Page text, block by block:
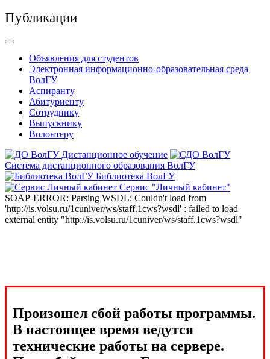
Публикации
Объявления для студентов
Электронная информационно-образовательная среда
ВолГУ
Аспиранту
Абитуриенту
Сотруднику
Выпускнику
Волонтеру
Дистанционное обучение
Система дистанционного образования ВолГУ
Библиотека ВолГУ
Сервис "Личный кабинет"
SOAP-ERROR: Parsing WSDL: Couldn't load from
'http://is.volsu.ru/1cuniver/ws/staff.1cws?wsdl' : failed to load
external entity "http://is.volsu.ru/1cuniver/ws/staff.1cws?wsdl"
Произошел сбой работы программы.
В настоящее время ведутся
технические работы на сервере.